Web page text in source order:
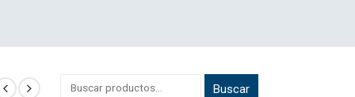
Buscar